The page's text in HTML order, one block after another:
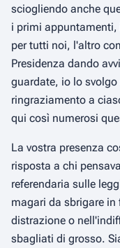
sciogliendo anche
i primi appuntamenti,
per tutti noi, l'altro
Presidenza dando
guardate, io lo
ringraziamento a
qui così numerosi
La vostra presenza
risposta a chi
referendaria sulle
magari da sbrigare in
distrazione o
sbagliati di grosso.